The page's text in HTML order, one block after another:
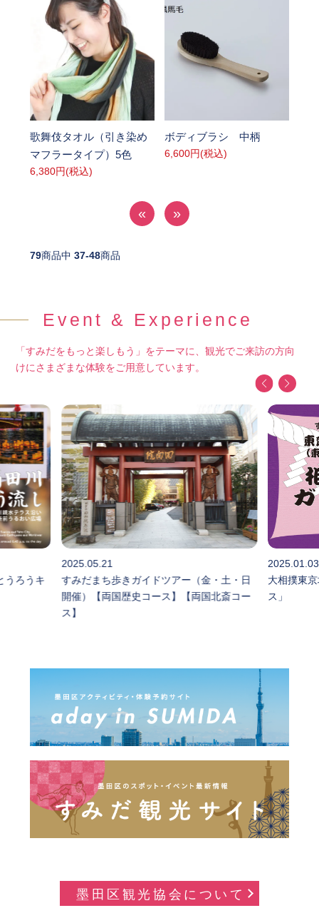
SOLD OUT
歌舞伎タオル（引き染め
マフラータイプ）5色
6,380円(税込)
ボディブラシ 中柄
6,600円(税込)
« »
79商品中 37-48商品
Event & Experience
「すみだをもっと楽しもう」をテーマに、観光でご来訪の方向
けにさまざまな体験をご用意しています。
うろうキ
2025.05.21
すみだまち歩きガイドツアー（金・土・日
開催）【両国歴史コース】【両国北斎コー
ス】
2025.01.03
大相撲東
ス」
墨田区観光協会について